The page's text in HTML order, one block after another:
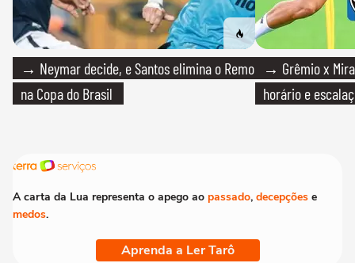
→ Neymar decide, e Santos elimina o Remo
na Copa do Brasil
→ Grêmio x
horário e
A carta da Lua representa o apego ao passado, decepções e
medos.
Aprenda a Ler Tarô